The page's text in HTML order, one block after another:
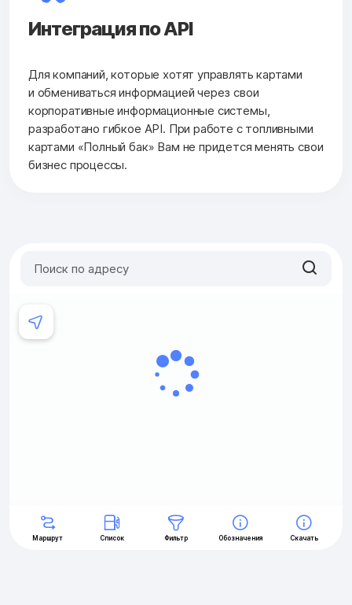
Интеграция по API
Для компаний, которые хотят управлять картами
и обмениваться информацией через свои
корпоративные информационные системы,
разработано гибкое API. При работе с топливными
картами «Полный бак» Вам не придется менять свои
бизнес процессы.